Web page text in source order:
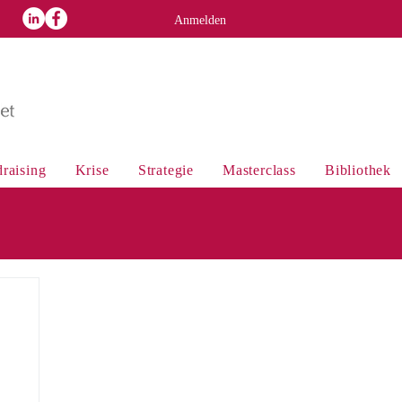
Anmelden
Krise Strategie Masterclass Bibliothek